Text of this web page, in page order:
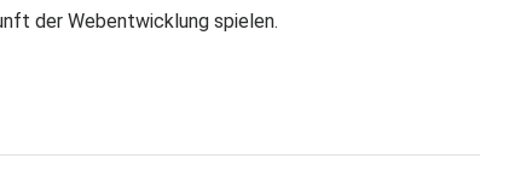
der Webentwicklung spielen.